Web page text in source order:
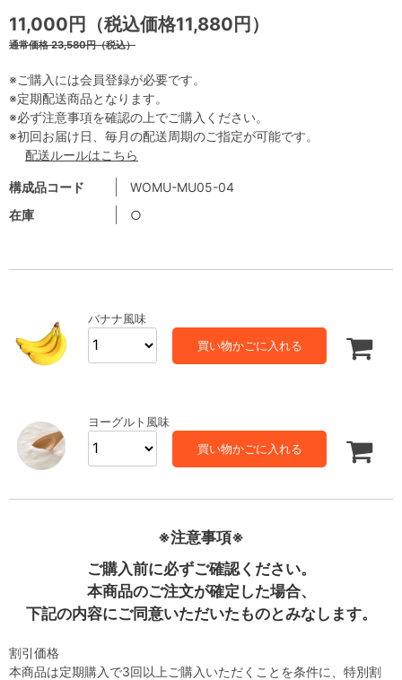
11,000円（税込価格11,880円）
通常価格 23,580円（税込）
構成品コード
WOMU-MU05-04
在庫
○
バナナ風味
買い物かごに入れる
ヨーグルト風味
買い物かごに入れる
※ご購入には会員登録が必要です。
※定期配送商品となります。
※必ず注意事項を確認の上でご購入ください。
※初回お届け日、毎月の配送周期のご指定が可能です。
配送ルールはこちら
※注意事項※
ご購入前に必ずご確認ください。
本商品のご注文が確定した場合、
下記の内容にご同意いただいたものとみなします。
割引価格
本商品は定期購入で3回以上ご購入いただくことを条件に、特別割